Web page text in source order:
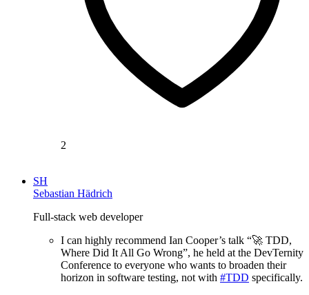
2
SH
Sebastian Hädrich
Full-stack web developer
I can highly recommend Ian Cooper’s talk “🚀 TDD,
Where Did It All Go Wrong”, he held at the DevTernity
Conference to everyone who wants to broaden their
horizon in software testing, not with #TDD specifically.